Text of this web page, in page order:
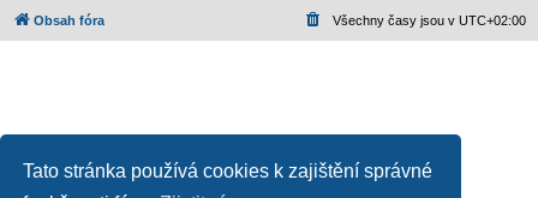
Tato stránka používá cookies k zajištění správné
Obsah fóra Všechny časy jsou v UTC+02:00